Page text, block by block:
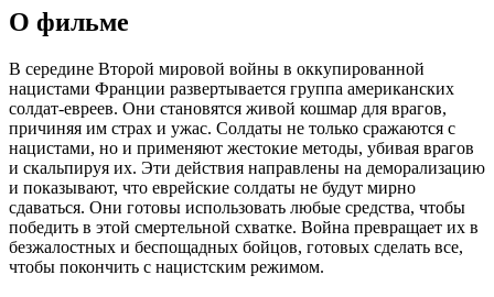
О фильме
В середине Второй мировой войны в оккупированной
нацистами Франции развертывается группа американских
солдат-евреев. Они становятся живой кошмар для врагов,
причиняя им страх и ужас. Солдаты не только сражаются с
нацистами, но и применяют жестокие методы, убивая врагов
и скальпируя их. Эти действия направлены на деморализацию
и показывают, что еврейские солдаты не будут мирно
сдаваться. Они готовы использовать любые средства, чтобы
победить в этой смертельной схватке. Война превращает их в
безжалостных и беспощадных бойцов, готовых сделать все,
чтобы покончить с нацистским режимом.